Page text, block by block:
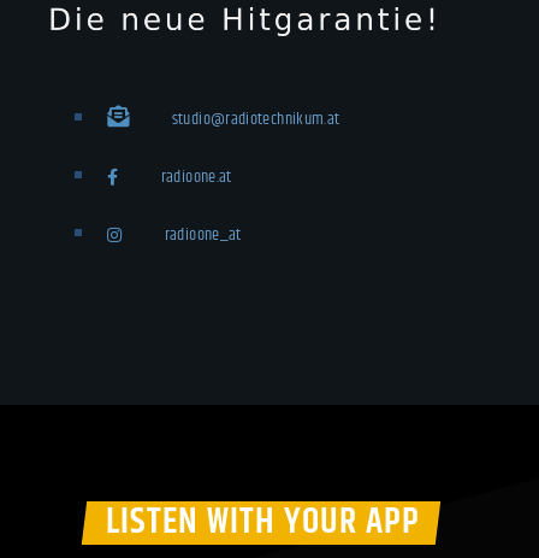
studio@radiotechnikum.at
radioone.at
radioone_at
LISTEN WITH YOUR APP